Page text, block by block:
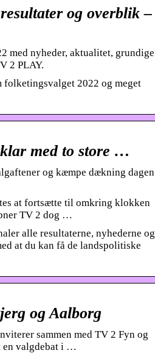
og overblik –
med nyheder, aktualitet, grundige
2 PLAY.
2022 og meget
med to store …
og kæmpe dækning dagen
at fortsætte til omkring klokken
TV 2 dog …
alle resultaterne, nyhederne og
at du kan få de landspolitiske
og Aalborg
sammen med TV 2 Fyn og
en valgdebat i …